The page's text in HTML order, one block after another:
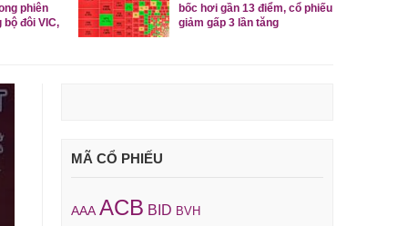
phiên
bộ đôi VIC,
bốc hơi gần 13 điểm, cổ phiếu
giảm gấp 3 lần tăng
MÃ CỔ PHIẾU
AAA ACB BID BVH